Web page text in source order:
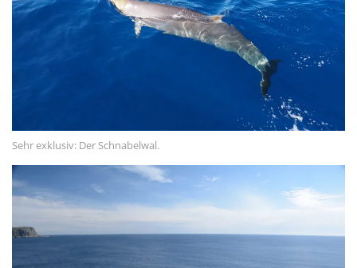
September 2020
Juli 2020
Sehr exklusiv: Der Schnabelwal.